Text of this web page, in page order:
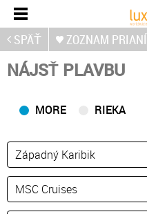
SPÄŤ ZOZNAM PRIANÍ
NÁJSŤ PLAVBU
MORE RIEKA